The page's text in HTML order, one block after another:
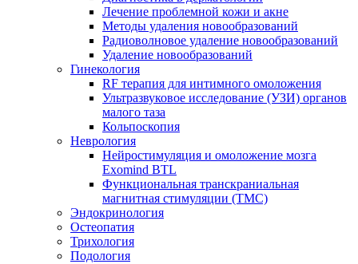
Лечение проблемной кожи и акне
Методы удаления новообразований
Радиоволновое удаление новообразований
Удаление новообразований
Гинекология
RF терапия для интимного омоложения
Ультразвуковое исследование (УЗИ) органов
малого таза
Кольпоскопия
Неврология
Нейростимуляция и омоложение мозга
Exomind BTL
Функциональная транскраниальная
магнитная стимуляции (ТМС)
Эндокринология
Остеопатия
Трихология
Подология